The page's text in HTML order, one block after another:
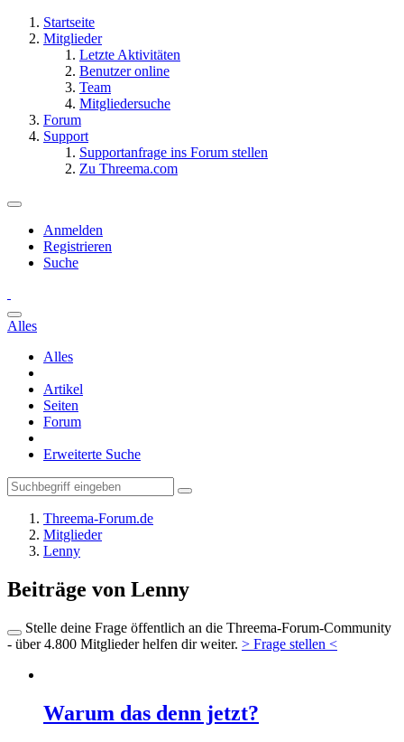
Startseite
Mitglieder
Letzte Aktivitäten
Benutzer online
Team
Mitgliedersuche
Forum
Support
Supportanfrage ins Forum stellen
Zu Threema.com
Anmelden
Registrieren
Suche
Alles
Alles
Artikel
Seiten
Forum
Erweiterte Suche
Threema-Forum.de
Mitglieder
Lenny
Beiträge von Lenny
Stelle deine Frage öffentlich an die Threema-Forum-Community
- über 4.800 Mitglieder helfen dir weiter. > Frage stellen <
Warum das denn jetzt?